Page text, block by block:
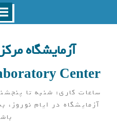
آزمایشگاه
Center
آزمایشگاه در ایام نوروز،